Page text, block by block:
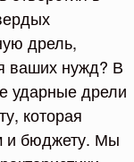
дрель,
ваших нужд? В
ударные дрели
которая
и бюджету. Мы